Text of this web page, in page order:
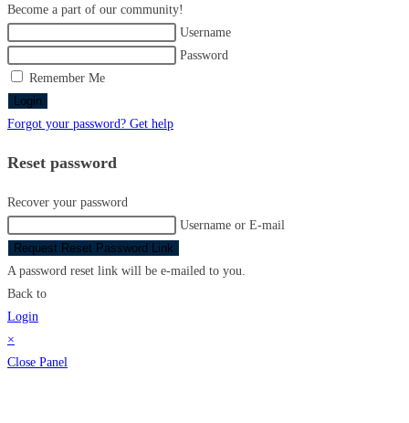
Become a part of our community!
Username
Password
Remember Me
Login
Forgot your password? Get help
Reset password
Recover your password
Username or E-mail
Request Reset Password Link
A password reset link will be e-mailed to you.
Back to
Login
×
Close Panel